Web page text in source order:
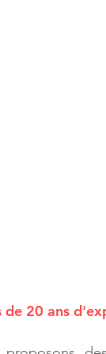
de 20 ans